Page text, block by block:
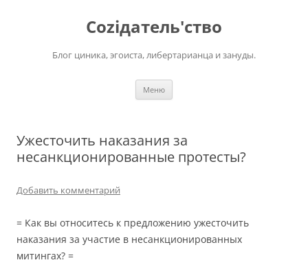
Соziдатель'ство
Блог циника, эгоиста, либертарианца и зануды.
Меню
Ужесточить наказания за
несанкционированные протесты?
Добавить комментарий
= Как вы относитесь к предложению ужесточить
наказания за участие в несанкционированных
митингах? =